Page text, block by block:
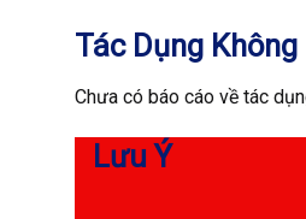
Tác Dụng
Chưa có báo cáo về tác
Lưu Ý